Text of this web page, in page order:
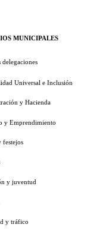
MUNICIPALES
delegaciones
Universal e Inclusión
y Hacienda
y Emprendimiento
festejos
y juventud
y tráfico